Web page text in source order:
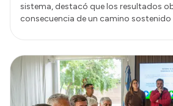
sistema, destacó que los resultados
consecuencia de un camino sostenido